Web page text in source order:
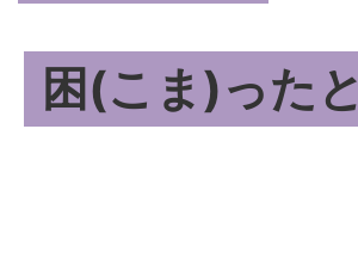
困(こま)った